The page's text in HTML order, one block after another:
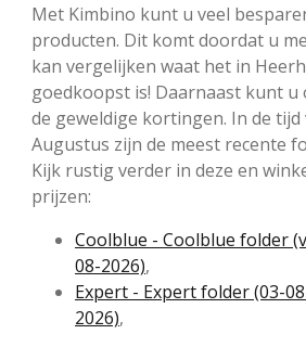
Met Kimbino kunt u veel
producten. Dit komt doordat u
kan vergelijken waat het in
goedkoopst is! Daarnaast kunt u
de geweldige kortingen. In de tijd
Augustus zijn de meest recente
Kijk rustig verder in deze en
prijzen:
Coolblue - Coolblue folder
08-2026),
Expert - Expert folder (03-
2026),